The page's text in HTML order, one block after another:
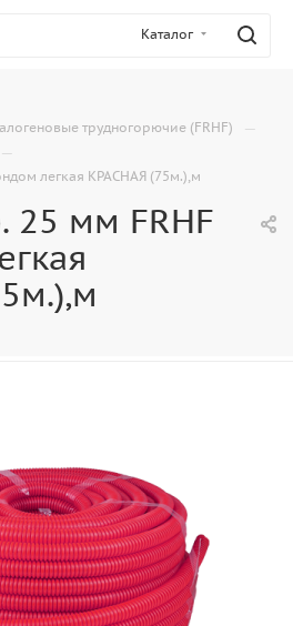
Каталог
трудногорючие (FRHF) —
—
легкая КРАСНАЯ (75м.),м
25 мм FRHF